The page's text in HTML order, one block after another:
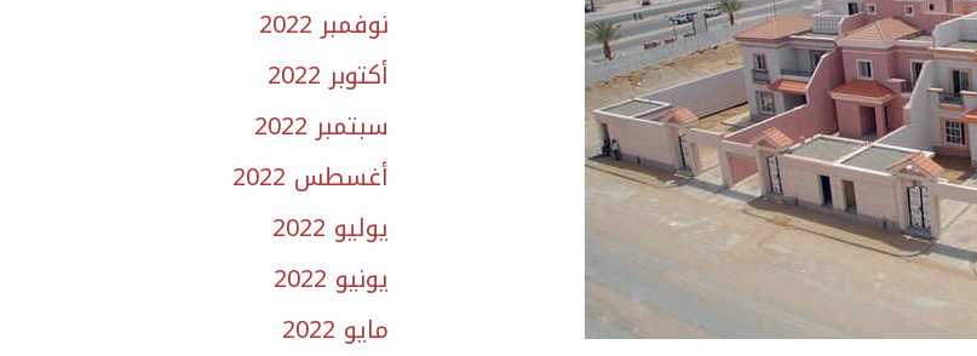
نوفمبر 2022
أكتوبر 2022
سبتمبر 2022
أغسطس 2022
يوليو 2022
يونيو 2022
مايو 2022